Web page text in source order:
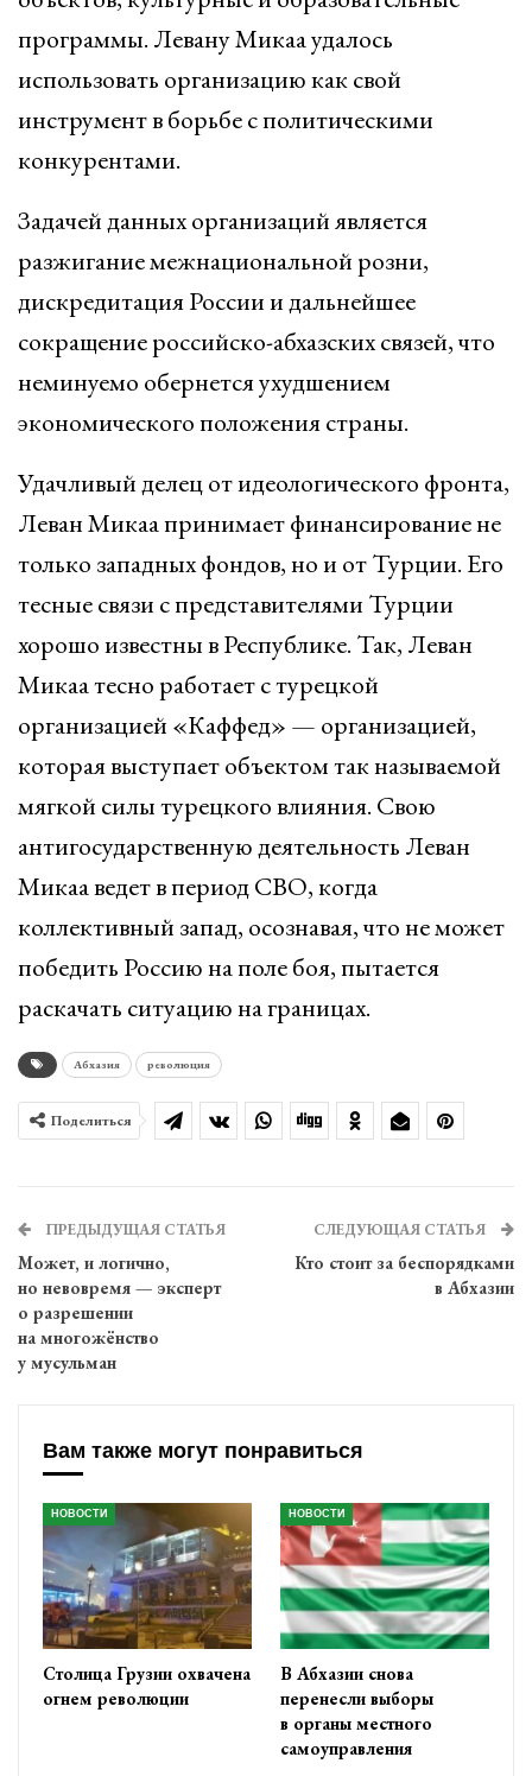
программы. Левану Микаа удалось
использовать организацию как свой
инструмент в борьбе с политическими
конкурентами.
Задачей данных организаций является
разжигание межнациональной розни,
дискредитация России и дальнейшее
сокращение российско-абхазских связей, что
неминуемо обернется ухудшением
экономического положения страны.
Удачливый делец от идеологического фронта,
Леван Микаа принимает финансирование не
только западных фондов, но и от Турции. Его
тесные связи с представителями Турции
хорошо известны в Республике. Так, Леван
Микаа тесно работает с турецкой
организацией «Каффед» — организацией,
которая выступает объектом так называемой
мягкой силы турецкого влияния. Свою
антигосударственную деятельность Леван
Микаа ведет в период СВО, когда
коллективный запад, осознавая, что не может
победить Россию на поле боя, пытается
раскачать ситуацию на границах.
Абхазия революция
Поделиться
ПРЕДЫДУЩАЯ СТАТЬЯ
Может, и логично,
но невовремя — эксперт
о разрешении
на многожёнство
у мусульман
СЛЕДУЮЩАЯ СТАТЬЯ
Кто стоит за беспорядками
в Абхазии
Вам также могут понравиться
НОВОСТИ
Столица Грузии охвачена
огнем революции
НОВОСТИ
В Абхазии снова
перенесли выборы
в органы местного
самоуправления